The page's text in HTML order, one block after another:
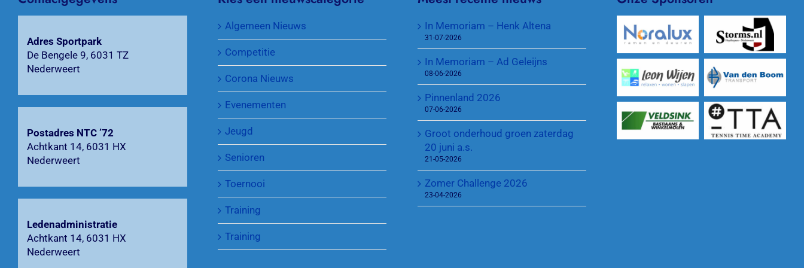
Jeugd
Regeling Introducés
Protocol gewenst gedrag
Reglementen en regelingen
KNLTB Najaarscompetitie
Pinnenlandtoernooi
Adres Sportpark
De Bengele 9, 6031 TZ
Nederweert
Postadres NTC ’72
Achtkant 14, 6031 HX
Nederweert
Ledenadministratie
Achtkant 14, 6031 HX
Nederweert
Algemeen Nieuws
Competitie
Corona Nieuws
Evenementen
Jeugd
Senioren
Toernooi
Training
Training
In Memoriam – Henk Altena
31-07-2026
In Memoriam – Ad Geleijns
08-06-2026
Pinnenland 2026
07-06-2026
Groot onderhoud groen zaterdag
20 juni a.s.
21-05-2026
Zomer Challenge 2026
23-04-2026